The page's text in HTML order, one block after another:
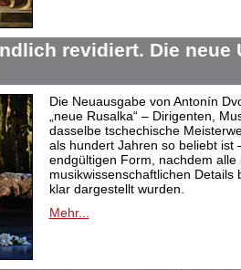
revidiert. Die neue
Die Neuausgabe von Antonín
„neue Rusalka“ – Dirigenten,
dasselbe tschechische
als hundert Jahren so beliebt ist
endgültigen Form, nachdem alle
musikwissenschaftlichen
klar dargestellt wurden.
Mehr...